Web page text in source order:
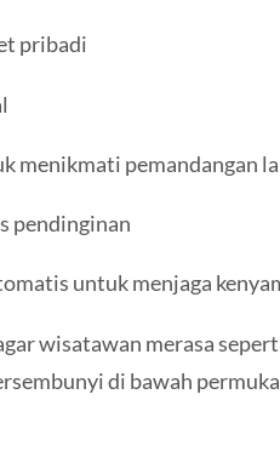
pribadi
menikmati pemandangan
pendinginan
untuk menjaga
wisatawan merasa
di bawah